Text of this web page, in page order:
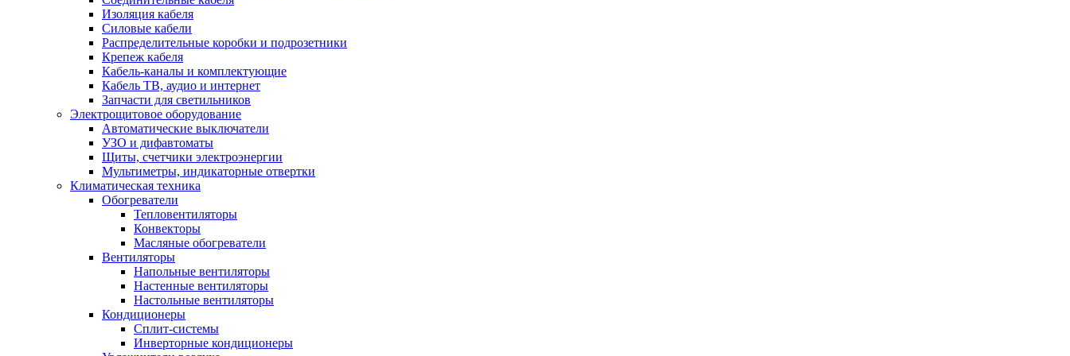
Изоляция кабеля
Силовые кабели
Распределительные коробки и подрозетники
Крепеж кабеля
Кабель-каналы и комплектующие
Кабель ТВ, аудио и интернет
Запчасти для светильников
Электрощитовое оборудование
Автоматические выключатели
УЗО и дифавтоматы
Щиты, счетчики электроэнергии
Мультиметры, индикаторные отвертки
Климатическая техника
Обогреватели
Тепловентиляторы
Конвекторы
Масляные обогреватели
Вентиляторы
Напольные вентиляторы
Настенные вентиляторы
Настольные вентиляторы
Кондиционеры
Сплит-системы
Инверторные кондиционеры